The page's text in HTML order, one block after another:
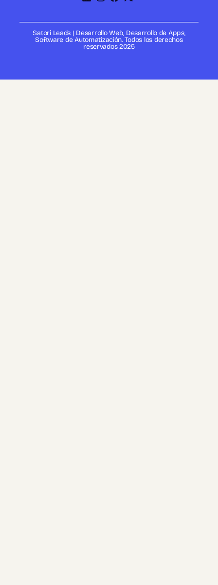
Satori Leads | Desarrollo Web, Desarrollo de Apps,
Software de Automatización. Todos los derechos
reservados 2025